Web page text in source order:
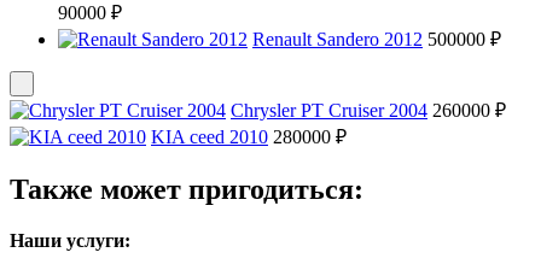
90000 ₽
Renault Sandero 2012 500000 ₽
Chrysler PT Cruiser 2004 260000 ₽
KIA ceed 2010 280000 ₽
Также может пригодиться:
Наши услуги: